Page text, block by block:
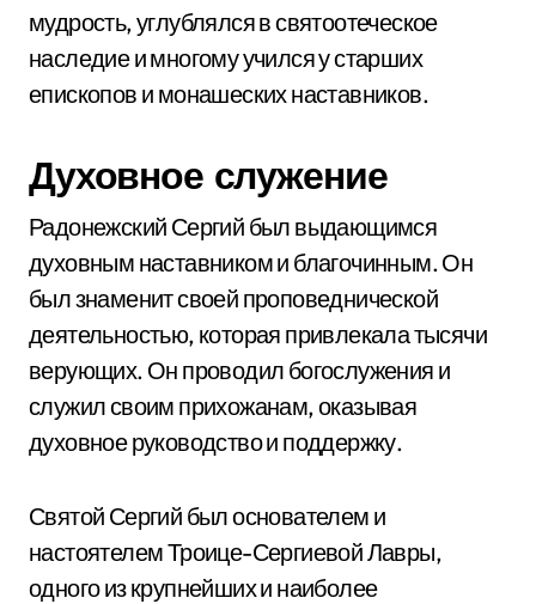
мудрость, углублялся в святоотеческое
наследие и многому учился у старших
епископов и монашеских наставников.
Духовное служение
Радонежский Сергий был выдающимся
духовным наставником и благочинным. Он
был знаменит своей проповеднической
деятельностью, которая привлекала тысячи
верующих. Он проводил богослужения и
служил своим прихожанам, оказывая
духовное руководство и поддержку.
Святой Сергий был основателем и
настоятелем Троице-Сергиевой Лавры,
одного из крупнейших и наиболее